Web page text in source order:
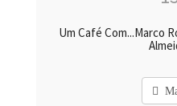
Um Café Com...Marco